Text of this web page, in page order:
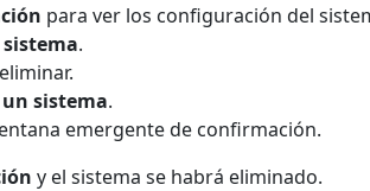
para ver los configuración del
.
sistema.
emergente de confirmación.
y el sistema se habrá eliminado.